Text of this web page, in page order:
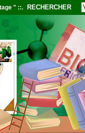
" ::. RECHERCHER